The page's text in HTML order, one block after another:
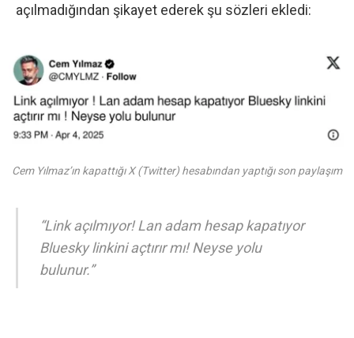
açılmadığından şikayet ederek şu sözleri ekledi:
Cem Yılmaz’ın kapattığı X (Twitter) hesabından yaptığı son paylaşım
“Link açılmıyor! Lan adam hesap kapatıyor
Bluesky linkini açtırır mı! Neyse yolu
bulunur.”